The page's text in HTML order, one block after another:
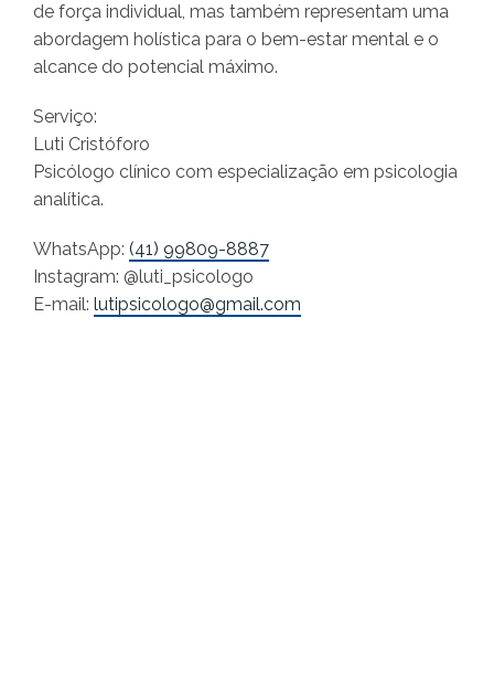
de força individual, mas também representam uma
abordagem holística para o bem-estar mental e o
alcance do potencial máximo.
Serviço:
Luti Cristóforo
Psicólogo clínico com especialização em psicologia
analítica.
WhatsApp: (41) 99809-8887
Instagram: @luti_psicologo
E-mail: lutipsicologo@gmail.com